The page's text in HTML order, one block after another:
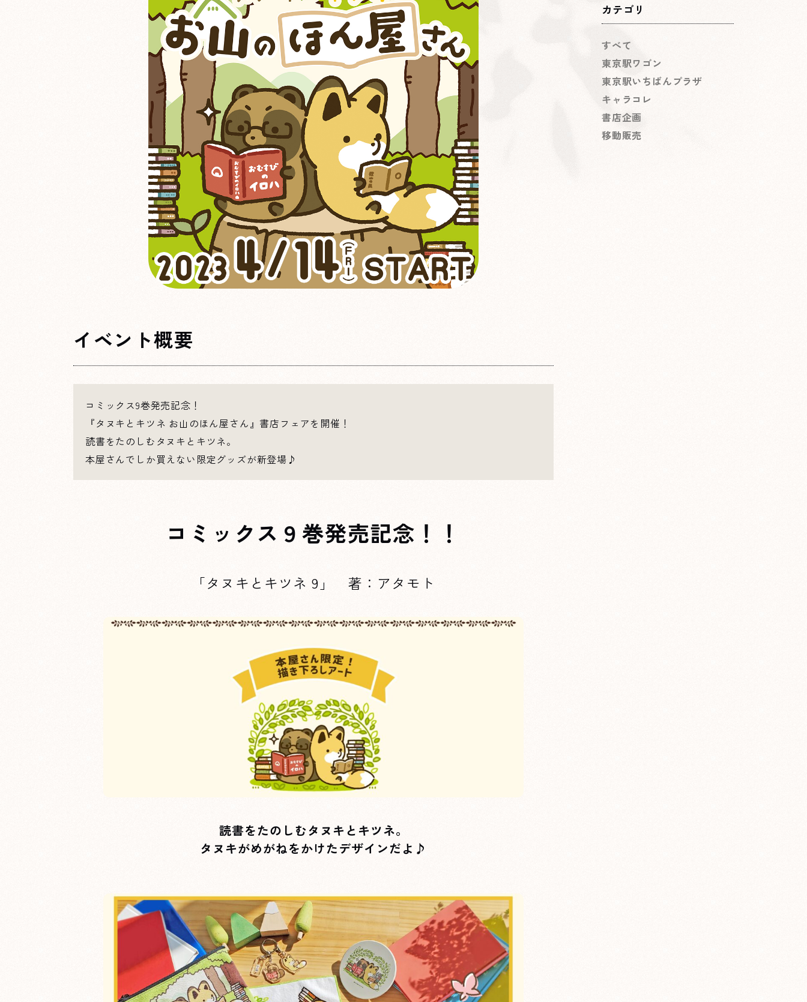
イベント概要
コミックス9巻発売記念！
『タヌキとキツネ お山のほん屋さん』書店フェアを開催！
読書をたのしむタヌキとキツネ。
本屋さんでしか買えない限定グッズが新登場♪
コミックス９巻発売記念！！
「タヌキとキツネ 9」 著：アタモト
読書をたのしむタヌキとキツネ。
タヌキがめがねをかけたデザインだよ♪
カテゴリ
すべて
東京駅ワゴン
東京駅いちばんプラザ
キャラコレ
書店企画
移動販売